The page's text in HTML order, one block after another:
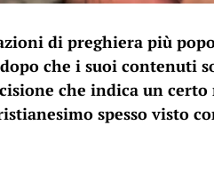
di preghiera più
che i suoi contenuti
che indica un
spesso visto